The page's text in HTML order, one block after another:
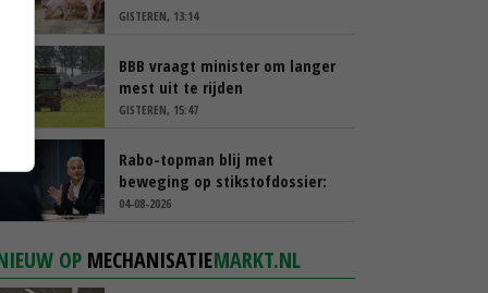
GISTEREN, 13:14
BBB vraagt minister om langer
mest uit te rijden
GISTEREN, 15:47
Rabo-topman blij met
beweging op stikstofdossier:
‘Verdienmodel van boeren blijft
04-08-2026
OP MECHANISATIEMARKT.NL